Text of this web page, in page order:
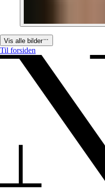
Vis alle bilder
Til forsiden